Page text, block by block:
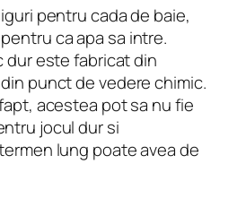
pentru cada de baie,
ca apa sa intre.
dur este fabricat din
punct de vedere chimic.
acestea pot sa nu fie
jocul dur si
lung poate avea de